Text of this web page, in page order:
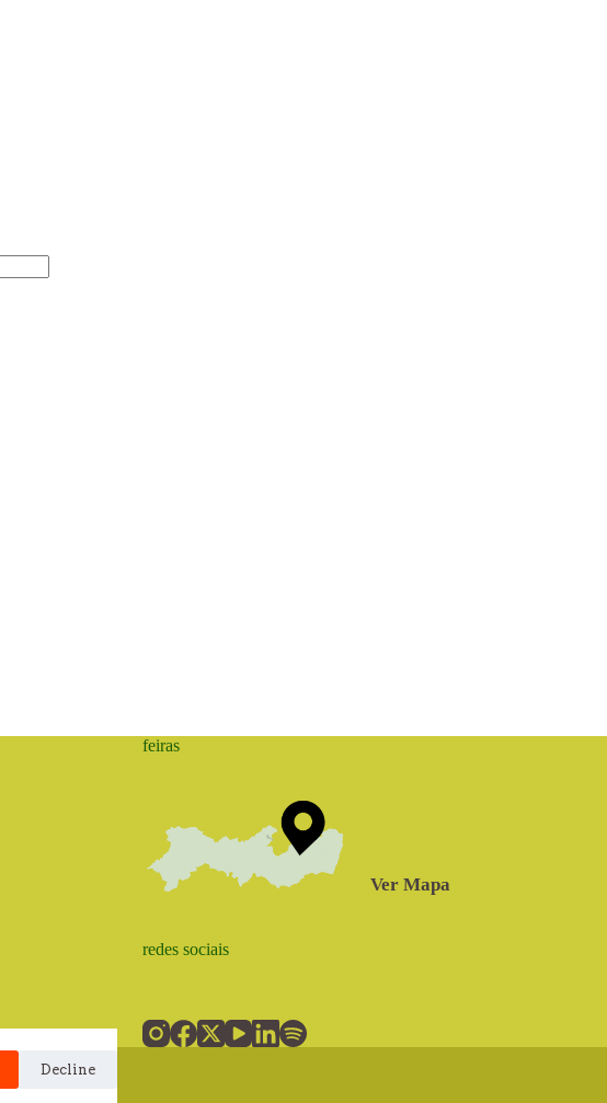
Decline
feiras
Ver Mapa
redes sociais